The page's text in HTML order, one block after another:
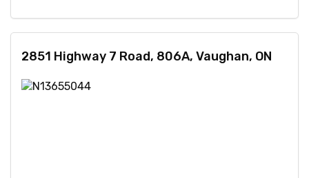
2851 Highway 7 Road, 806A, Vaughan, ON